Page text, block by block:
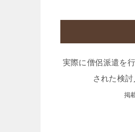
実際に僧侶派遣を
された検
掲